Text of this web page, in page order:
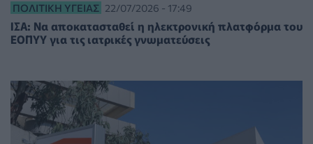
ΠΟΛΙΤΙΚΉ ΥΓΕΊΑΣ 22/07/2026 - 17:49
ΙΣΑ: Να αποκατασταθεί η ηλεκτρονική πλατφόρμα του
ΕΟΠΥΥ για τις ιατρικές γνωματεύσεις